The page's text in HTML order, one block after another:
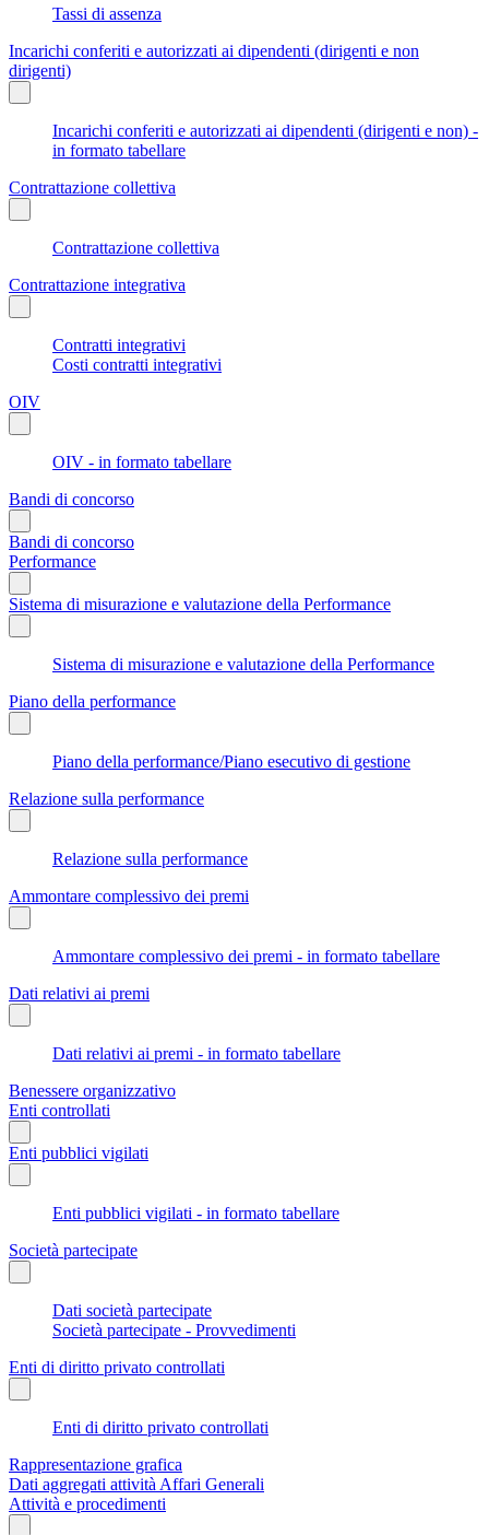
Tassi di assenza
Incarichi conferiti e autorizzati ai dipendenti (dirigenti e non
dirigenti)
Incarichi conferiti e autorizzati ai dipendenti (dirigenti e non) -
in formato tabellare
Contrattazione collettiva
Contrattazione collettiva
Contrattazione integrativa
Contratti integrativi
Costi contratti integrativi
OIV
OIV - in formato tabellare
Bandi di concorso
Bandi di concorso
Performance
Sistema di misurazione e valutazione della Performance
Sistema di misurazione e valutazione della Performance
Piano della performance
Piano della performance/Piano esecutivo di gestione
Relazione sulla performance
Relazione sulla performance
Ammontare complessivo dei premi
Ammontare complessivo dei premi - in formato tabellare
Dati relativi ai premi
Dati relativi ai premi - in formato tabellare
Benessere organizzativo
Enti controllati
Enti pubblici vigilati
Enti pubblici vigilati - in formato tabellare
Società partecipate
Dati società partecipate
Società partecipate - Provvedimenti
Enti di diritto privato controllati
Enti di diritto privato controllati
Rappresentazione grafica
Dati aggregati attività Affari Generali
Attività e procedimenti